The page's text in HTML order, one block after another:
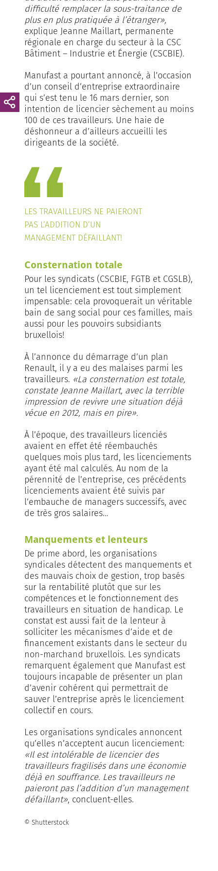
difficulté remplacer la sous-traitance de
plus en plus pratiquée à l’étranger»,
explique Jeanne Maillart, permanente
régionale en charge du secteur à la CSC
Bâtiment – Industrie et Énergie (CSCBIE).
Manufast a pourtant annoncé, à l’occasion
d’un conseil d’entreprise extraordinaire
qui s’est tenu le 16 mars dernier, son
intention de licencier sèchement au moins
100 de ces travailleurs. Une haie de
déshonneur a d’ailleurs accueilli les
dirigeants de la société.
LES TRAVAILLEURS NE PAIERONT
PAS L’ADDITION D’UN
MANAGEMENT DÉFAILLANT!
Consternation totale
Pour les syndicats (CSCBIE, FGTB et CGSLB),
un tel licenciement est tout simplement
impensable: cela provoquerait un véritable
bain de sang social pour ces familles, mais
aussi pour les pouvoirs subsidiants
bruxellois!
À l’annonce du démarrage d’un plan
Renault, il y a eu des malaises parmi les
travailleurs. «La consternation est totale,
constate Jeanne Maillart, avec la terrible
impression de revivre une situation déjà
vécue en 2012, mais en pire».
À l’époque, des travailleurs licenciés
avaient en effet été réembauchés
quelques mois plus tard, les licenciements
ayant été mal calculés. Au nom de la
pérennité de l’entreprise, ces précédents
licenciements avaient été suivis par
l’embauche de managers successifs, avec
de très gros salaires…
Manquements et lenteurs
De prime abord, les organisations
syndicales détectent des manquements et
des mauvais choix de gestion, trop basés
sur la rentabilité plutôt que sur les
compétences et le fonctionnement des
travailleurs en situation de handicap. Le
constat est aussi fait de la lenteur à
solliciter les mécanismes d’aide et de
financement existants dans le secteur du
non-marchand bruxellois. Les syndicats
remarquent également que Manufast est
toujours incapable de présenter un plan
d’avenir cohérent qui permettrait de
sauver l’entreprise après le licenciement
collectif en cours.
Les organisations syndicales annoncent
qu’elles n’acceptent aucun licenciement:
«Il est intolérable de licencier des
travailleurs fragilisés dans une économie
déjà en souffrance. Les travailleurs ne
paieront pas l’addition d’un management
défaillant», concluent-elles.
© Shutterstock